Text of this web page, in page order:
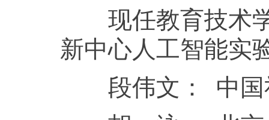
现任教育技术学
新中心人工智能实
段伟文： 中国